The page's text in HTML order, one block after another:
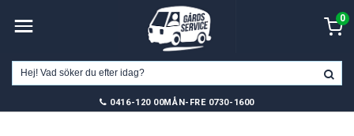
0
0416-120 00MÅN-FRE 0730-1600